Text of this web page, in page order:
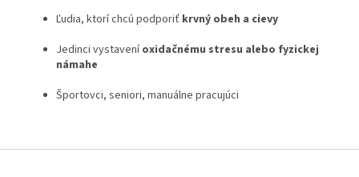
Ľudia, ktorí chcú podporiť krvný obeh a cievy
Jedinci vystaveníoxidačnému stresu alebo fyzickej
námahe
Športovci, seniori, manuálne pracujúci